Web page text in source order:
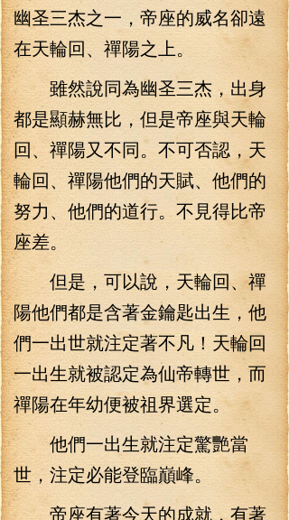
幽圣三杰之一，帝座的威名卻遠
在天輪回、禪陽之上。
雖然說同為幽圣三杰，出身
都是顯赫無比，但是帝座與天輪
回、禪陽又不同。不可否認，天
輪回、禪陽他們的天賦、他們的
努力、他們的道行。不見得比帝
座差。
但是，可以說，天輪回、禪
陽他們都是含著金鑰匙出生，他
們一出世就注定著不凡！天輪回
一出生就被認定為仙帝轉世，而
禪陽在年幼便被祖界選定。
他們一出生就注定驚艷當
世，注定必能登臨巔峰。
帝座有著今天的成就，有著